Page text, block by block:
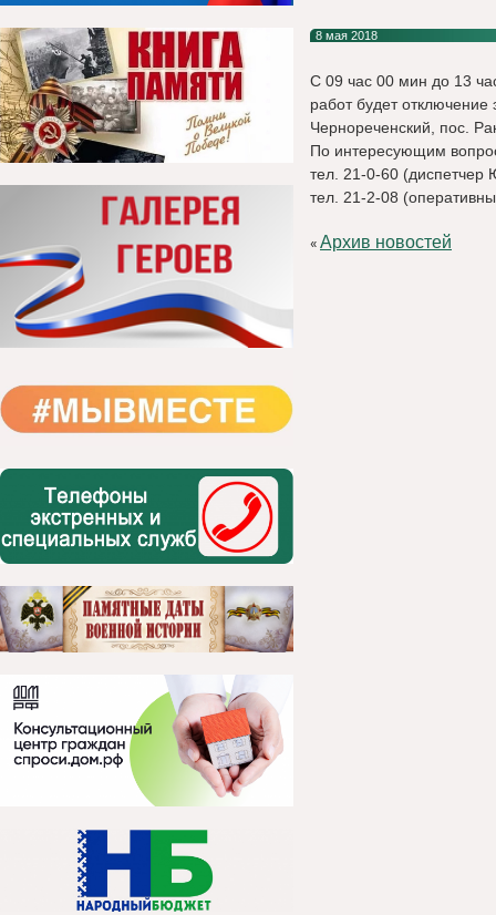
8 мая 2018
С 09 час 00 мин до 13
работ будет отключение
Чернореченский, пос.
По интересующим
тел. 21-0-60
тел. 21-2-08
«Архив новостей